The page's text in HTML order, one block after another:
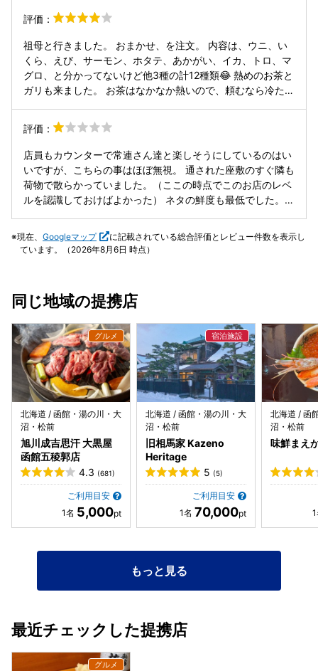
評価：
祖母と行きました。 おまかせ、を注文。 内容は、ウニ、い
くら、えび、サーモン、ホタテ、あかがい、イカ、トロ、マ
グロ、と分かってないけど他3種の計12種類😂 熱めのお茶と
ガリも来ました。 お茶はなかなか熱いので、頼むなら冷たい
す。 シャリは、最初少ないかなーと思ったけど、そんなこと
なく、食べ終わったら満足感で満たされました。
評価：
店員もカウンターで常連さん達と楽しそうにしているのはい
いですが、こちらの事はほぼ無視。 通された座敷のすぐ隣も
荷物で散らかっていました。（ここの時点でこのお店のレベ
ルを認識しておけばよかった） ネタの鮮度も最低でした。
客によって出し分けているのではないか？と勘繰ってしまい
ます。（まさかこれを常連さんさんたちも食べてるとは思え
ら、まずは単品で注文して出てくる鮮度などをチェックした
現在、 Googleマップ
に記載されている総合評価とレビュー件数を表示し
ています。（2026年8月6日 時点）
同じ地域の提携店
北海道 / 函館・湯の川・大
沼・松前
旭川成吉思汗 大黒屋
函館五稜郭店
4.3 (681)
ご利用目安
5,000
北海道 / 函館・湯の川・大
沼・松前
旧相馬家 Kazeno
Heritage
5 (5)
ご利用目安
70,000
北海道 / 函
沼・松前
味鮮まえ
もっと見る
最近チェックした提携店